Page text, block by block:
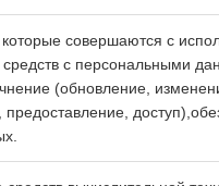
совершаются с
с персональными
(обновление,